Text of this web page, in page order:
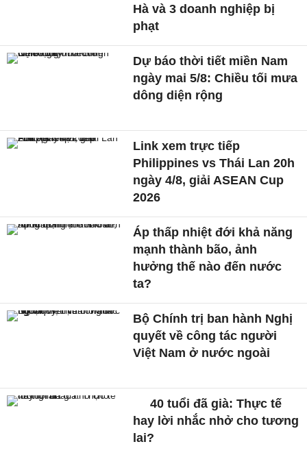
Hà và 3 doanh nghiệp bị
phạt
Dự báo thời tiết miền Nam
ngày mai 5/8: Chiều tối mưa
dông diện rộng
Link xem trực tiếp
Philippines vs Thái Lan 20h
ngày 4/8, giải ASEAN Cup
2026
Áp thấp nhiệt đới khả năng
mạnh thành bão, ảnh
hưởng thế nào đến nước
ta?
Bộ Chính trị ban hành Nghị
quyết về công tác người
Việt Nam ở nước ngoài
40 tuổi đã già: Thực tế
hay lời nhắc nhở cho tương
lai?